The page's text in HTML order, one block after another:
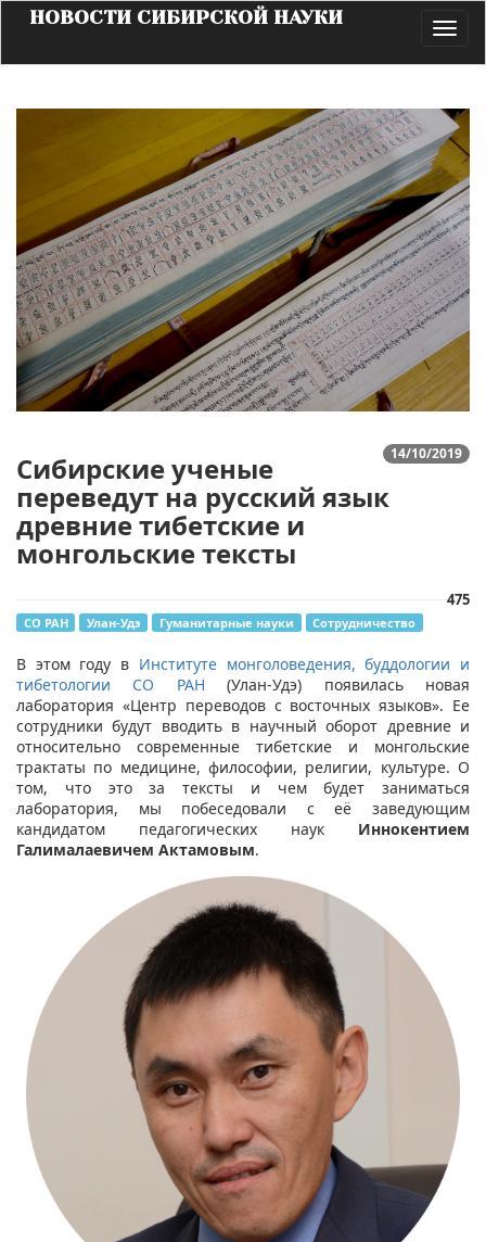
НОВОСТИ СИБИРСКОЙ НАУКИ
14/10/2019
Сибирские ученые
переведут на русский язык
древние тибетские и
монгольские тексты
475
СО РАН Улан-Удэ Гуманитарные науки Сотрудничество
​В этом году в Институте монголоведения, буддологии и
тибетологии СО РАН (Улан-Удэ) появилась новая
лаборатория «Центр переводов с восточных языков». Ее
сотрудники будут вводить в научный оборот древние и
относительно современные тибетские и монгольские
трактаты по медицине, философии, религии, культуре. О
том, что это за тексты и чем будет заниматься
лаборатория, мы побеседовали с её заведующим
кандидатом педагогических наук Иннокентием
Галималаевичем Актамовым.